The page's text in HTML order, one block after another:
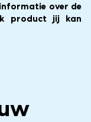
over de
product jij kan